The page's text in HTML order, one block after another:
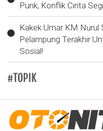
Punk, Konflik Cinta
Kakek Umar KM Nurul
Pelampung Terakhir
Sosial!
#TOPIK